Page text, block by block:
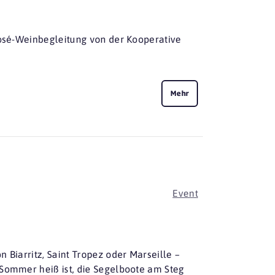
Weinbegleitung von der Kooperative
Mehr
Event
Biarritz, Saint Tropez oder Marseille –
heiß ist, die Segelboote am Steg